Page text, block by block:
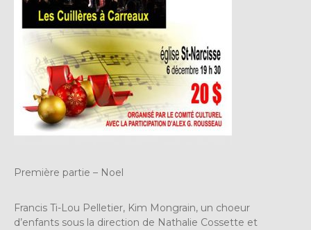
Première partie – Noel
Francis Ti-Lou Pelletier, Kim Mongrain, un choeur
d’enfants sous la direction de Nathalie Cossette et